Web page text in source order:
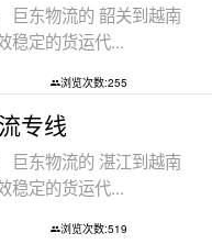
巨东物流的 韶关到越南
稳定的货运代...
浏览次数:255
专线
巨东物流的 湛江到越南
稳定的货运代...
浏览次数:519